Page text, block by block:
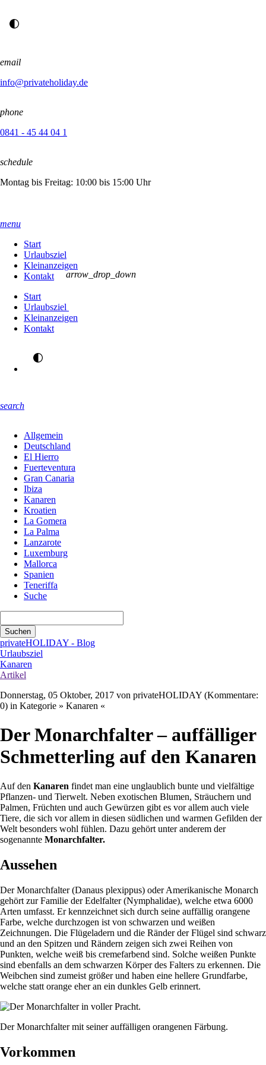
email
info@privateholiday.de
phone
0841 - 45 44 04 1
schedule
Montag bis Freitag: 10:00 bis 15:00 Uhr
menu
Start
Urlaubsziel
Kleinanzeigen
Kontakt
Start
Urlaubsziel
arrow_drop_down
Kleinanzeigen
Kontakt
search
Allgemein
Deutschland
El Hierro
Fuerteventura
Gran Canaria
Ibiza
Kanaren
Kroatien
La Gomera
La Palma
Lanzarote
Luxemburg
Mallorca
Spanien
Teneriffa
Suche
Suchen
privateHOLIDAY - Blog
Urlaubsziel
Kanaren
Artikel
Donnerstag, 05 Oktober, 2017 von privateHOLIDAY (Kommentare:
0) in Kategorie » Kanaren «
Der Monarchfalter – auffälliger
Schmetterling auf den Kanaren
Auf den Kanaren findet man eine unglaublich bunte und vielfältige
Pflanzen- und Tierwelt. Neben exotischen Blumen, Sträuchern und
Palmen, Früchten und auch Gewürzen gibt es vor allem auch viele
Tiere, die sich vor allem in diesen südlichen und warmen Gefilden der
Welt besonders wohl fühlen. Dazu gehört unter anderem der
sogenannte Monarchfalter.
Aussehen
Der Monarchfalter (Danaus plexippus) oder Amerikanische Monarch
gehört zur Familie der Edelfalter (Nymphalidae), welche etwa 6000
Arten umfasst. Er kennzeichnet sich durch seine auffällig orangene
Farbe, welche durchzogen ist von schwarzen und weißen
Zeichnungen. Die Flügeladern und die Ränder der Flügel sind schwarz
und an den Spitzen und Rändern zeigen sich zwei Reihen von
Punkten, welche weiß bis cremefarbend sind. Solche weißen Punkte
sind ebenfalls an dem schwarzen Körper des Falters zu erkennen. Die
Weibchen sind zumeist größer und haben eine hellere Grundfarbe,
welche statt orange eher an ein dunkles Gelb erinnert.
Der Monarchfalter mit seiner auffälligen orangenen Färbung.
Vorkommen